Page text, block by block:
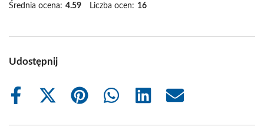
Średnia ocena: 4.59 Liczba ocen: 16
Udostępnij
Share
Share
(Twitter)
Share
Share
Share
Share